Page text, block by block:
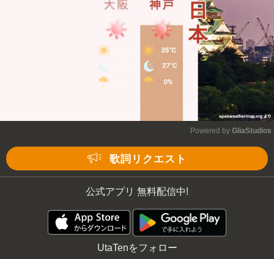
Powered by GliaStudios
歌詞リクエスト
公式アプリ 無料配信中!
UtaTenをフォロー